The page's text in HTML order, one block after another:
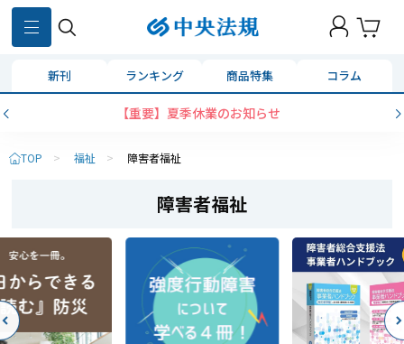
新刊 ランキング 商品特集 コラム
【重要】夏季休業のお知らせ
TOP > 福祉 > 障害者福祉
障害者福祉